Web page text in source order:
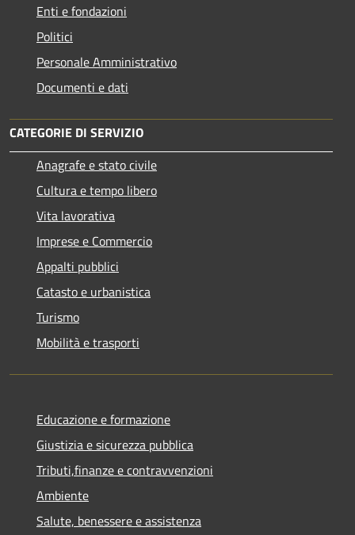
Enti e fondazioni
Politici
Personale Amministrativo
Documenti e dati
CATEGORIE DI SERVIZIO
Anagrafe e stato civile
Cultura e tempo libero
Vita lavorativa
Imprese e Commercio
Appalti pubblici
Catasto e urbanistica
Turismo
Mobilità e trasporti
Educazione e formazione
Giustizia e sicurezza pubblica
Tributi,finanze e contravvenzioni
Ambiente
Salute, benessere e assistenza